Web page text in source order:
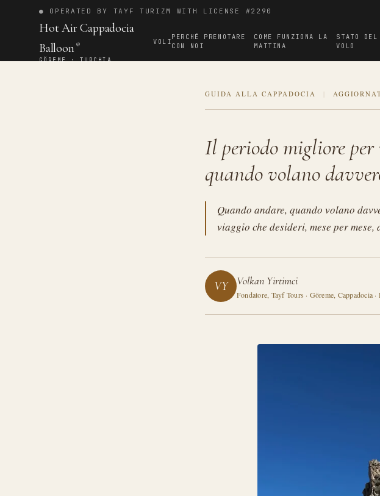
● OPERATED BY TAYF TURIZM WITH LICENSE #2290
Hot Air Cappadocia
Balloon ®
GÖREME · TURCHIA
VOLI
PERCHÉ PRENOTARE
CON NOI
COME FUNZIONA LA
MATTINA
STATO DEL
VOLO
GUIDA ALLA CAPPADOCIA
Il periodo migliore
quando volano
Quando andare, quando volano
viaggio che desideri, mese per
VY Volkan Yirtimci
Fondatore, Tayf Tours · Göreme, Cappadocia ·